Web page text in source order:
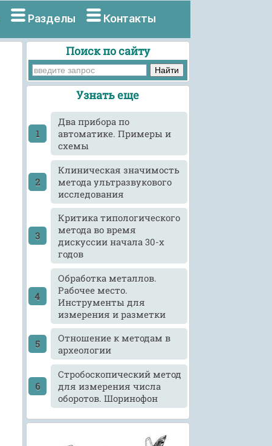
Разделы Контакты
Поиск по сайту
Узнать еще
Два прибора по
автоматике. Примеры и
схемы
Клиническая значимость
метода ультразвукового
исследования
Критика типологического
метода во время
дискуссии начала 30-х
годов
Обработка металлов.
Рабочее место.
Инструменты для
измерения и разметки
Отношение к методам в
археологии
Стробоскопический метод
для измерения числа
оборотов. Шоринофон